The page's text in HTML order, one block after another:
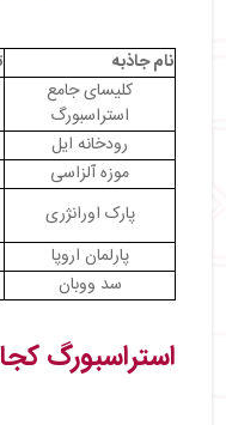
نام جاذبه
کلیسای جامع
استراسبورگ
رودخانه ایل
موزه آلزاسی
پارک اورانژری
پارلمان اروپا
سد ووبان
استراسبورگ